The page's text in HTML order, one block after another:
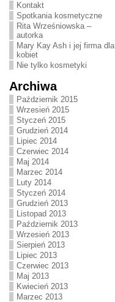
Kontakt
Spotkania kosmetyczne
Rita Wrześniowska –
autorka
Mary Kay Ash i jej firma dla
kobiet
Nie tylko kosmetyki
Archiwa
Październik 2015
Wrzesień 2015
Styczeń 2015
Grudzień 2014
Lipiec 2014
Czerwiec 2014
Maj 2014
Marzec 2014
Luty 2014
Styczeń 2014
Grudzień 2013
Listopad 2013
Październik 2013
Wrzesień 2013
Sierpień 2013
Lipiec 2013
Czerwiec 2013
Maj 2013
Kwiecień 2013
Marzec 2013